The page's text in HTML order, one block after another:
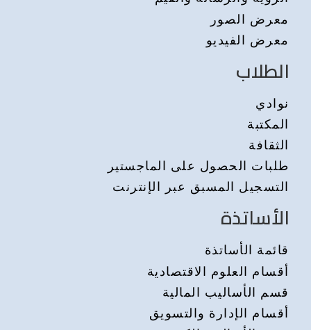
معرض الصور
معرض الفيديو
الطلاب
نوادي
المكتبة
الثقافة
طلبات الحصول على الماجستير
التسجيل المسبق عبر الإنترنت
الأساتذة
قائمة الأساتذة
أقسام العلوم الاقتصادية
قسم الأساليب المالية
أقسام الإدارة والتسويق